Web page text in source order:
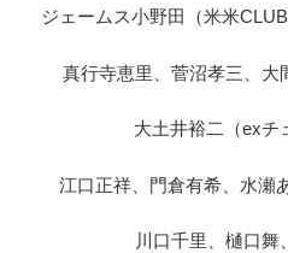
ジェームス小野田（米米
真行寺恵里、菅沼孝三、大
大土井裕二（exチ
江口正祥、門倉有希、水瀬
川口千里、樋口舞